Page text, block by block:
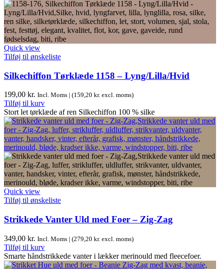
Quick view
Tilføj til ønskeliste
Silkechiffon Tørklæde 1158 – Lyng/Lilla/Hvid
199,00 kr. Incl. Moms | (159,20 kr. excl. moms)
Tilføj til kurv
Stort let tørklæde af ren Silkechiffon 100 % silke
Quick view
Tilføj til ønskeliste
Strikkede Vanter Uld med Foer – Zig-Zag
349,00 kr. Incl. Moms | (279,20 kr. excl. moms)
Tilføj til kurv
Smarte håndstrikkede vanter i lækker merinould med fleecefoer.